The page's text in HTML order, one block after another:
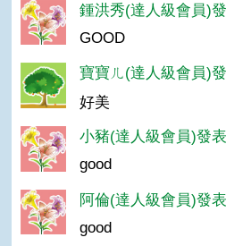
鍾洪秀(達人級會員)
GOOD
寶寶ㄦ(達人級會員)
好美
小豬(達人級會員)發
good
阿倫(達人級會員)發
good